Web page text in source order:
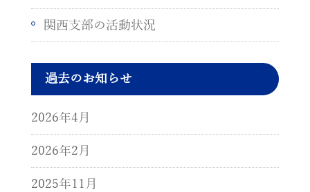
関西支部の活動状況
過去のお知らせ
2026年4月
2026年2月
2025年11月